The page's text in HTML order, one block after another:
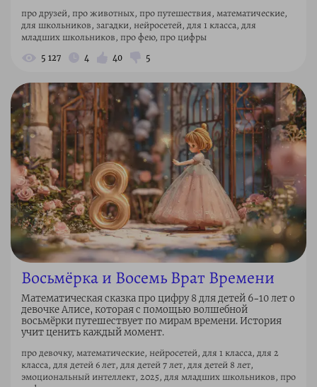
про друзей, про животных, про путешествия, математические,
для школьников, загадки, нейросетей, для 1 класса, для
младших школьников, про фею, про цифры
5 127 4 40 5
Восьмёрка и Восемь Врат Времени
Математическая сказка про цифру 8 для детей 6–10 лет о
девочке Алисе, которая с помощью волшебной
восьмёрки путешествует по мирам времени. История
учит ценить каждый момент.
про девочку, математические, нейросетей, для 1 класса, для 2
класса, для детей 6 лет, для детей 7 лет, для детей 8 лет,
эмоциональный интеллект, 2025, для младших школьников, про